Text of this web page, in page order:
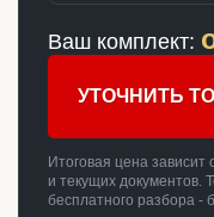
Ваш комплект:
УТОЧНИТЬ
Итоговая цена
и текущих документов.
бесплатного разбора -